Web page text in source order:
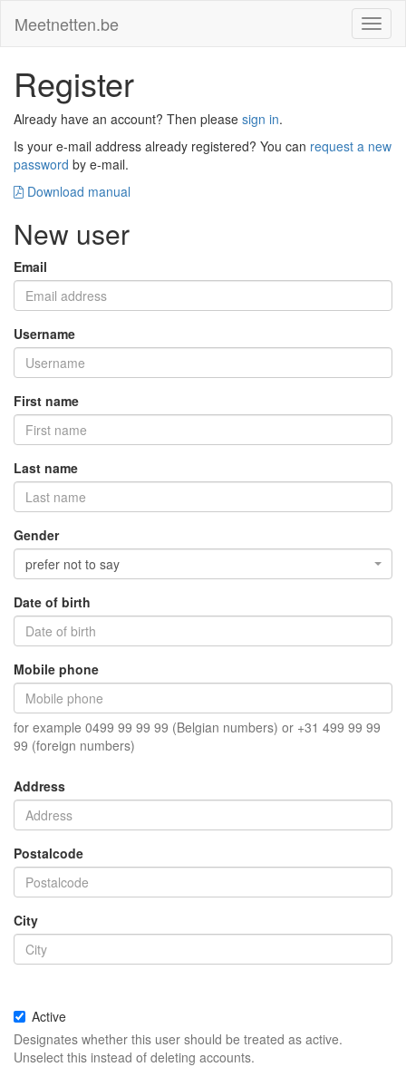
Meetnetten.be
Register
Already have an account? Then please sign in.
Is your e-mail address already registered? You can request a new
password by e-mail.
Download manual
New user
Email
Username
First name
Last name
Gender
prefer not to say
Date of birth
Mobile phone
for example 0499 99 99 99 (Belgian numbers) or +31 499 99 99
99 (foreign numbers)
Address
Postalcode
City
Active
Designates whether this user should be treated as active.
Unselect this instead of deleting accounts.